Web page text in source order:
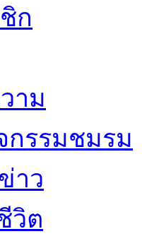
ก
าม
กรรมชมรม
าว
วิต